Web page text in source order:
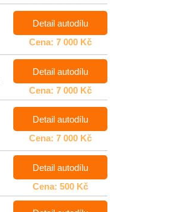
Detail autodílu
Cena: 7 000 Kč
Detail autodílu
Cena: 7 000 Kč
Detail autodílu
Cena: 7 000 Kč
Detail autodílu
Cena: 500 Kč